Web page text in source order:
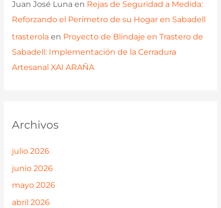
Juan José Luna en Rejas de Seguridad a Medida:
Reforzando el Perímetro de su Hogar en Sabadell
trasterola en Proyecto de Blindaje en Trastero de
Sabadell: Implementación de la Cerradura
Artesanal XAI ARAÑA
Archivos
julio 2026
junio 2026
mayo 2026
abril 2026